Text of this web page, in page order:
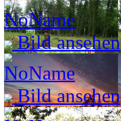
Bild ansehen
Bild ansehen